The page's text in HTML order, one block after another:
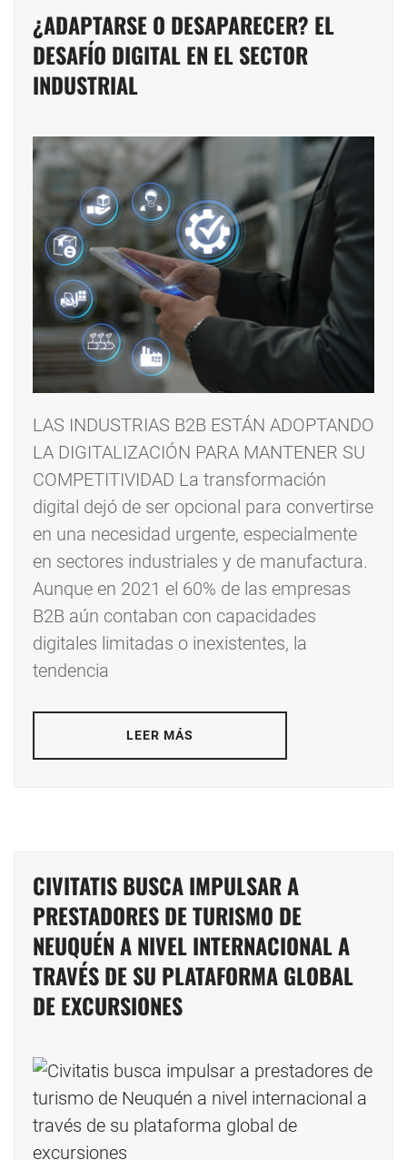
¿ADAPTARSE O DESAPARECER? EL
DESAFÍO DIGITAL EN EL SECTOR
INDUSTRIAL
LAS INDUSTRIAS B2B ESTÁN ADOPTANDO
LA DIGITALIZACIÓN PARA MANTENER SU
COMPETITIVIDAD La transformación
digital dejó de ser opcional para convertirse
en una necesidad urgente, especialmente
en sectores industriales y de manufactura.
Aunque en 2021 el 60% de las empresas
B2B aún contaban con capacidades
digitales limitadas o inexistentes, la
tendencia
LEER MÁS
CIVITATIS BUSCA IMPULSAR A
PRESTADORES DE TURISMO DE
NEUQUÉN A NIVEL INTERNACIONAL A
TRAVÉS DE SU PLATAFORMA GLOBAL
DE EXCURSIONES